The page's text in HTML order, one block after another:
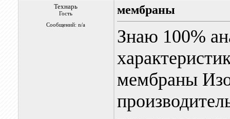
Технарь
Гость
Сообщений: n/a
мембраны
Знаю 100%
мембраны